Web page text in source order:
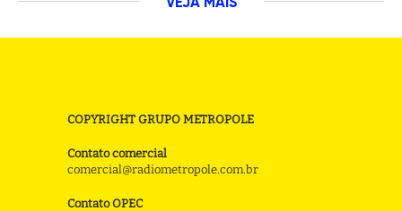
VEJA MAIS
COPYRIGHT GRUPO METROPOLE
Contato comercial
comercial@radiometropole.com.br
Contato OPEC